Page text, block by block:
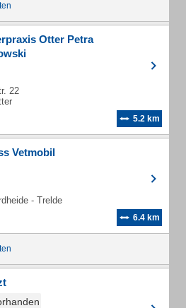
Otter Petra
22
5.2 km
Vetmobil
- Trelde
6.4 km